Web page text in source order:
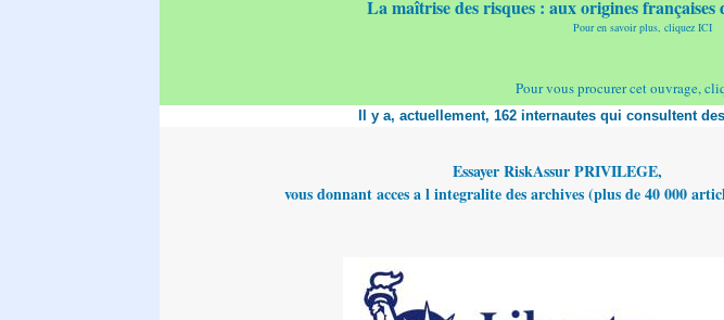
La maîtrise des risques : aux origines
Pour en savoir plus, cliquez ICI
Pour vous procurer cet ouvrage,
Il y a, actuellement, 162 internautes qui consultent
Essayer RiskAssur PRIVILEGE,
vous donnant acces a l integralite des archives (plus de 40 000